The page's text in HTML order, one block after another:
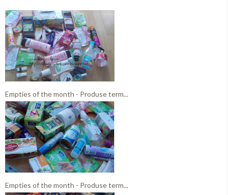
Empties of the month - Produse term...
Empties of the month - Produse term...